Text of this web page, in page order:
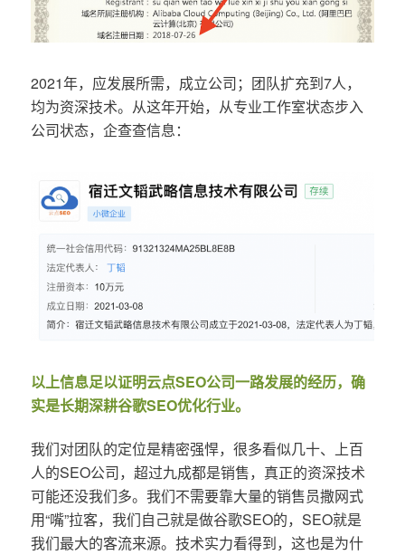
2021年，应发展所需，成立公司；团队扩充到7人，
均为资深技术。从这年开始，从专业工作室状态步入
公司状态，企查查信息：
以上信息足以证明云点SEO公司一路发展的经历，确
实是长期深耕谷歌SEO优化行业。
我们对团队的定位是精密强悍，很多看似几十、上百
人的SEO公司，超过九成都是销售，真正的资深技术
可能还没我们多。我们不需要靠大量的销售员撒网式
用“嘴”拉客，我们自己就是做谷歌SEO的，SEO就是
我们最大的客流来源。技术实力看得到，这也是为什